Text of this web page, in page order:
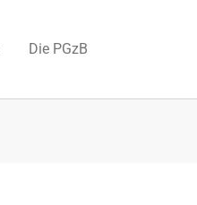
Die PGzB